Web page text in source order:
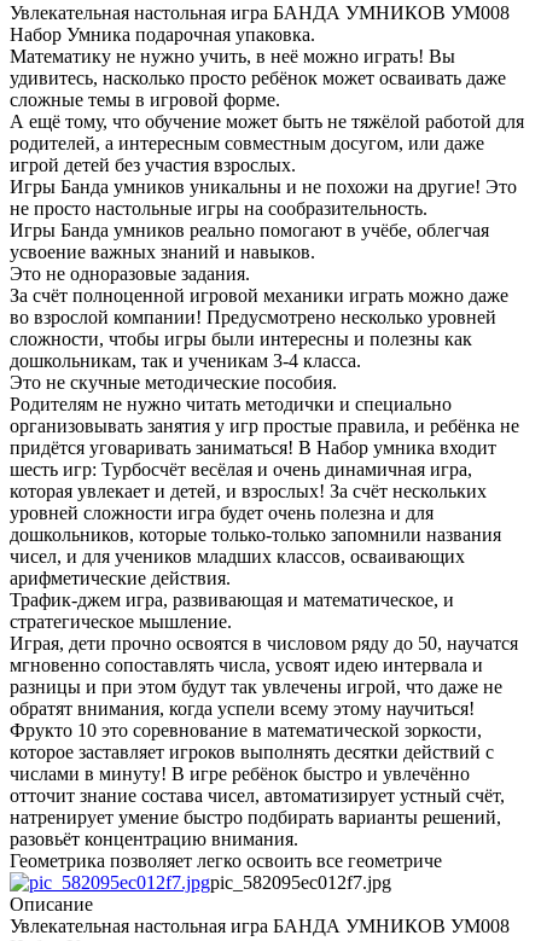
Увлекательная настольная игра БАНДА УМНИКОВ УМ008
Набор Умника подарочная упаковка.
Математику не нужно учить, в неё можно играть! Вы
удивитесь, насколько просто ребёнок может осваивать даже
сложные темы в игровой форме.
А ещё тому, что обучение может быть не тяжёлой работой для
родителей, а интересным совместным досугом, или даже
игрой детей без участия взрослых.
Игры Банда умников уникальны и не похожи на другие! Это
не просто настольные игры на сообразительность.
Игры Банда умников реально помогают в учёбе, облегчая
усвоение важных знаний и навыков.
Это не одноразовые задания.
За счёт полноценной игровой механики играть можно даже
во взрослой компании! Предусмотрено несколько уровней
сложности, чтобы игры были интересны и полезны как
дошкольникам, так и ученикам 3-4 класса.
Это не скучные методические пособия.
Родителям не нужно читать методички и специально
организовывать занятия у игр простые правила, и ребёнка не
придётся уговаривать заниматься! В Набор умника входит
шесть игр: Турбосчёт весёлая и очень динамичная игра,
которая увлекает и детей, и взрослых! За счёт нескольких
уровней сложности игра будет очень полезна и для
дошкольников, которые только-только запомнили названия
чисел, и для учеников младших классов, осваивающих
арифметические действия.
Трафик-джем игра, развивающая и математическое, и
стратегическое мышление.
Играя, дети прочно освоятся в числовом ряду до 50, научатся
мгновенно сопоставлять числа, усвоят идею интервала и
разницы и при этом будут так увлечены игрой, что даже не
обратят внимания, когда успели всему этому научиться!
Фрукто 10 это соревнование в математической зоркости,
которое заставляет игроков выполнять десятки действий с
числами в минуту! В игре ребёнок быстро и увлечённо
отточит знание состава чисел, автоматизирует устный счёт,
натренирует умение быстро подбирать варианты решений,
разовьёт концентрацию внимания.
Геометрика позволяет легко освоить все геометриче
pic_582095ec012f7.jpg
Описание
Увлекательная настольная игра БАНДА УМНИКОВ УМ008